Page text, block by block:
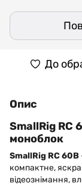
До
Опис
SmallRig RC
моноблок
SmallRig RC 60B
компактне,
відеознімання,